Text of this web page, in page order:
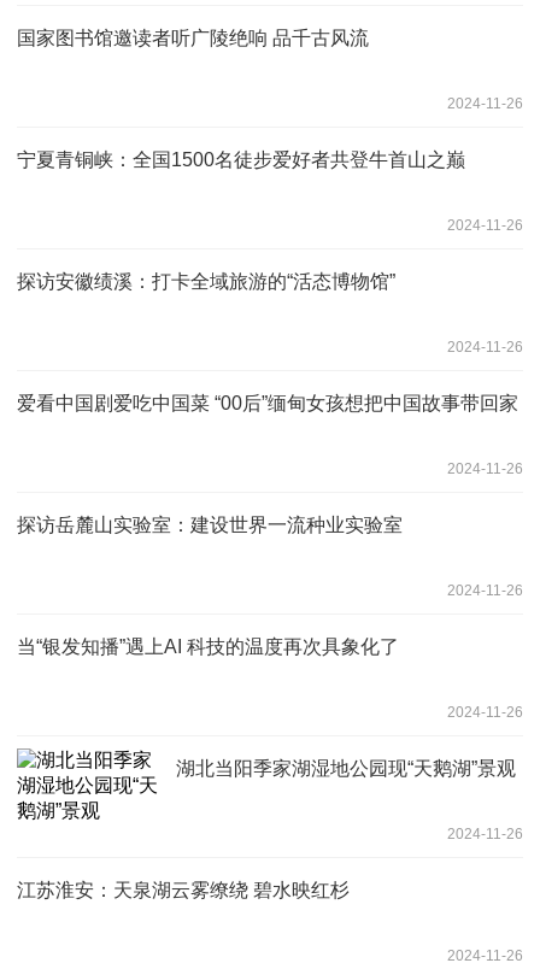
国家图书馆邀读者听广陵绝响 品千古风流
2024-11-26
宁夏青铜峡：全国1500名徒步爱好者共登牛首山之巅
2024-11-26
探访安徽绩溪：打卡全域旅游的“活态博物馆”
2024-11-26
爱看中国剧爱吃中国菜 “00后”缅甸女孩想把中国故事带回家
2024-11-26
探访岳麓山实验室：建设世界一流种业实验室
2024-11-26
当“银发知播”遇上AI 科技的温度再次具象化了
2024-11-26
湖北当阳季家湖湿地公园现“天鹅湖”景观
2024-11-26
江苏淮安：天泉湖云雾缭绕 碧水映红杉
2024-11-26